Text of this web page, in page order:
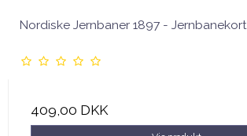
Nordiske Jernbaner 1897 - Jernbanekort
409,00 DKK